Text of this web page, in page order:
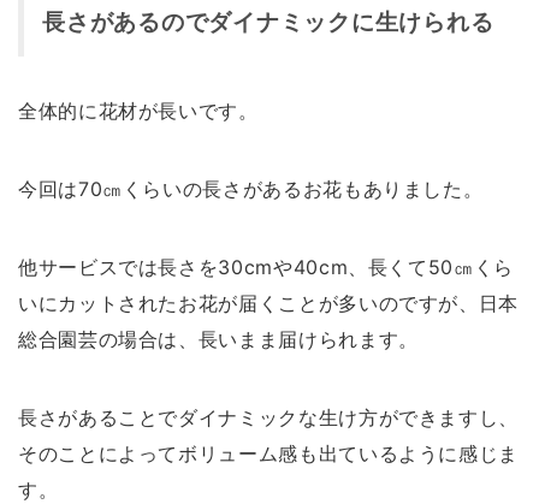
長さがあるのでダイナミックに生けられる
全体的に花材が長いです。
今回は70㎝くらいの長さがあるお花もありました。
他サービスでは長さを30cmや40cm、長くて50㎝くら
いにカットされたお花が届くことが多いのですが、日本
総合園芸の場合は、長いまま届けられます。
長さがあることでダイナミックな生け方ができますし、
そのことによってボリューム感も出ているように感じま
す。